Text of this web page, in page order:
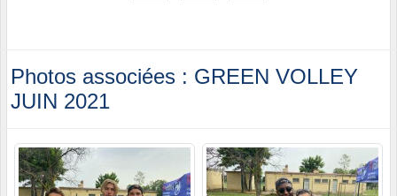
Photos associées : GREEN VOLLEY
JUIN 2021